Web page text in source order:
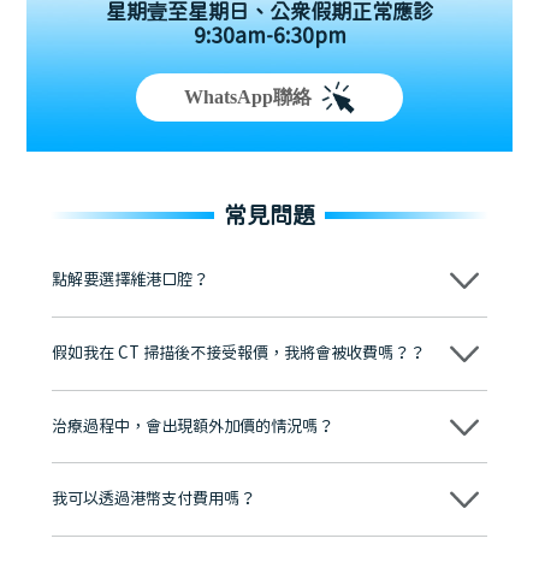
星期壹至星期日、公眾假期正常應診
9:30am-6:30pm
WhatsApp聯絡
常見問題
點解要選擇維港口腔？
維港口腔踐行「醫道濟世」的大學校訓，各分院匯聚來自香港、內地的
牌」、「2025香港企業領袖品牌」，是諾貝爾種植系統全球放心植牙中
至今已服務超過三十個國家和地區的顧客，受到粵港澳大灣區及周邊城
市市民極高的口碑評價及信任推薦 珠海、深圳設有八大分院，香港亦設
有咨詢及服務保障中心，有任何問題都可以隨時預約免費咨詢，讓人十
假如我在 CT 掃描後不接受報價，我將會被收費嗎？？
不會！只要未開始實際服務之前，你不會被收取任何費用。
治療過程中，會出現額外加價的情況嗎？
不會，治療前我們會詳細說明治療方案及對應的價錢，顧客同意並簽字
我可以透過港幣支付費用嗎？
可以。維港口腔會按照當日匯率轉算收取費用，而匯率會及時告知客人